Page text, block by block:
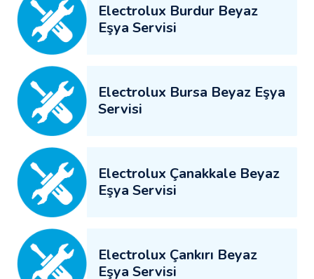
Electrolux Burdur Beyaz
Eşya Servisi
Electrolux Bursa Beyaz Eşya
Servisi
Electrolux Çanakkale Beyaz
Eşya Servisi
Electrolux Çankırı Beyaz
Eşya Servisi